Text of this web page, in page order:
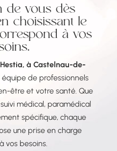
de vous dès
choisissant le
à vos
à Castelnau-de-
équipe de professionnels
être et votre santé. Que
médical, paramédical
spécifique, chaque
une prise en charge
vos besoins.